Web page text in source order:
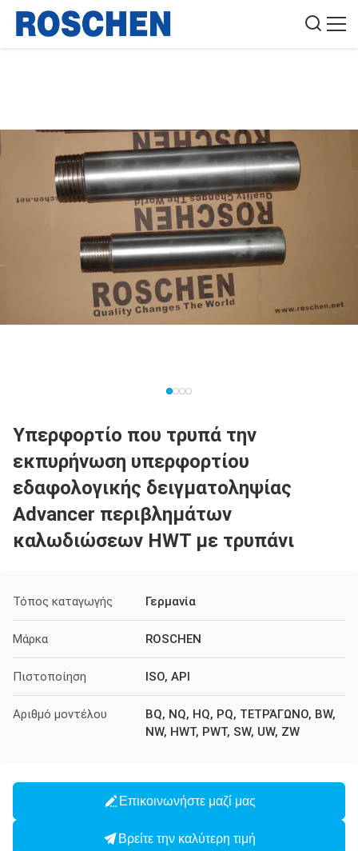
Υπερφορτίο που τρυπά την
εκπυρήνωση υπερφορτίου
εδαφολογικής δειγματοληψίας
Advancer περιβλημάτων
καλωδιώσεων HWT με τρυπάνι
Τόπος καταγωγής Γερμανία
Μάρκα ROSCHEN
Πιστοποίηση ISO, API
Αριθμό μοντέλου
BQ, NQ, HQ, PQ, ΤΕΤΡΆΓΩΝΟ, BW,
NW, HWT, PWT, SW, UW, ZW
Επικοινωνήστε μαζί μας
Βρείτε την καλύτερη τιμή